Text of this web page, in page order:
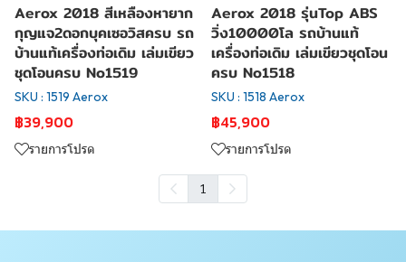
Aerox 2018 สีเหลืองหายาก
กุญแจ2ดอกบุคเซอวิสครบ รถ
บ้านแท้เครื่องท่อเดิม เล่มเขียว
ชุดโอนครบ No1519
SKU : 1519 Aerox
฿39,900
รายการโปรด
Aerox 2018 รุ่นTop ABS
วิ่ง10000โล รถบ้านแท้
เครื่องท่อเดิม เล่มเขียวชุดโอน
ครบ No1518
SKU : 1518 Aerox
฿45,900
รายการโปรด
1